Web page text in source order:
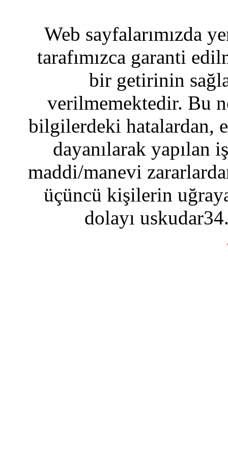
Web sayfalarımızda
tarafımızca garanti
bir getirinin
verilmemektedir. Bu
bilgilerdeki hatalardan,
dayanılarak yapılan
maddi/manevi
üçüncü kişilerin
dolayı